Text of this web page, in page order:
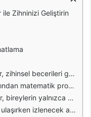
ile Zihninizi Geliştirin
olur. Farklı kategorilerde yer alan bulmacalar, tüm yaş gruplarındaki bireylerin ilgisini çekerken, aynı zamanda dikkat ve konsantrasyonu artırır.
biçimlerini geliştirir. Zihin açıcı bulmacalar, bireylerin analitik düşünme yetilerini artırırken, aynı zamanda yaratıcılığı da teşvik eder.
için ideal bir fırsat sunar. Bulmacalar, grup halinde çözüldüğünde, takım çalışması ve iletişim becerilerini de güçlendirir.
sıra, daha kolay olanlar da mevcuttur; bu da çeşitli zorluk seviyelerini dengeleyerek herkesin keyif alabileceği bir deneyim sunar.